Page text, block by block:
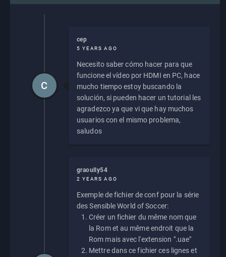
cep
5 YEARS AGO
Necesito saber cómo hacer para que
funcione el vídeo por HDMI en PC, hace
mucho tiempo estoy buscando la
solución, si pueden hacer un tutorial les
agradezco ya que vi que hay muchos
usuarios con el mismo problema,
saludos
C
graoully54
2 YEARS AGO
Exemple de fichier de conf pour la série
des Sensible World of Soccer:
Créer un fichier du même nom que
la Rom et au même endroit que la
Rom mais avec l'extension ".uae"
Mettre dans ce fichier ces lignes et